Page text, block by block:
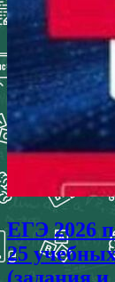
ЕГЭ 2026
25